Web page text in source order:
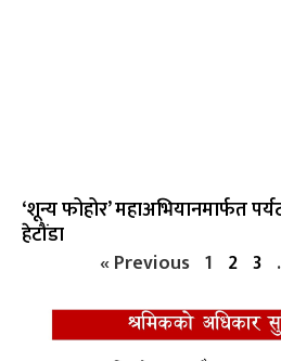
‘शून्य फोहोर’ महाअभियानमार्फत
हेटौंडा
« Previous 1 2 3